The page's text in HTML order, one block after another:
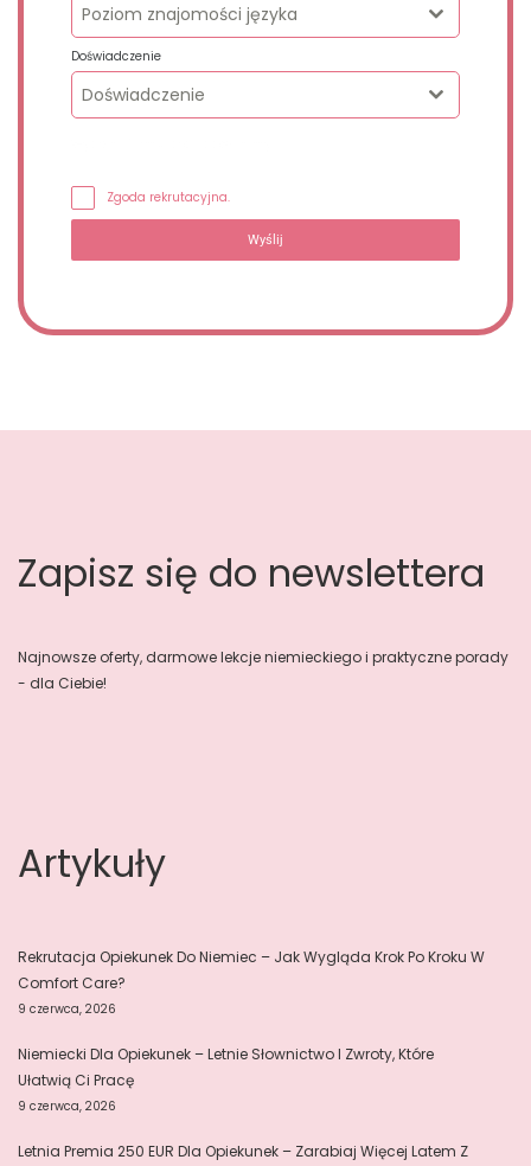
Poziom znajomości języka
Doświadczenie
Doświadczenie
Zgoda rekrutacyjna.
Wyślij
Zapisz się do newslettera
Najnowsze oferty, darmowe lekcje niemieckiego i praktyczne porady
- dla Ciebie!
Artykuły
Rekrutacja Opiekunek Do Niemiec – Jak Wygląda Krok Po Kroku W
Comfort Care?
9 czerwca, 2026
Niemiecki Dla Opiekunek – Letnie Słownictwo I Zwroty, Które
Ułatwią Ci Pracę
9 czerwca, 2026
Letnia Premia 250 EUR Dla Opiekunek – Zarabiaj Więcej Latem Z